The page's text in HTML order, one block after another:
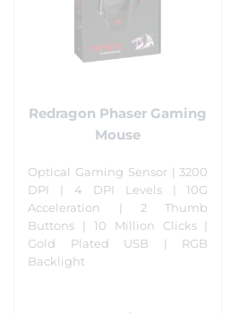
Redragon Phaser Gaming
Mouse
Optical Gaming Sensor | 3200
DPI | 4 DPI Levels | 10G
Acceleration | 2 Thumb
Buttons | 10 Million Clicks |
Gold Plated USB | RGB
Backlight